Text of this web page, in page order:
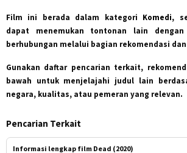
Film ini berada dalam kategori Komedi,
dapat menemukan tontonan lain
berhubungan melalui bagian rekomendasi
Gunakan daftar pencarian terkait,
bawah untuk menjelajahi judul lain
negara, kualitas, atau pemeran yang relevan.
Pencarian Terkait
Informasi lengkap film Dead (2020)